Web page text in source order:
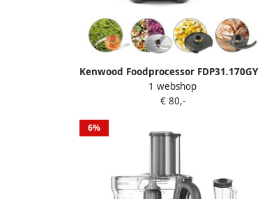
Kenwood Foodprocessor FDP31.170GY |
Foodprocessors | 5011423007335
1 webshop
€ 80,-
6%